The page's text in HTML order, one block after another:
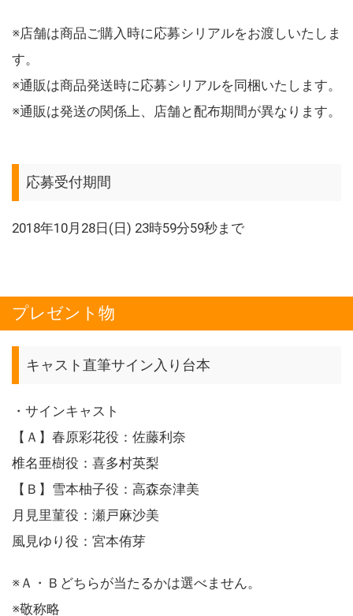
※店舗は商品ご購入時に応募シリアルをお渡しいたしま
す。
※通販は商品発送時に応募シリアルを同梱いたします。
※通販は発送の関係上、店舗と配布期間が異なります。
応募受付期間
2018年10月28日(日) 23時59分59秒まで
プレゼント物
キャスト直筆サイン入り台本
・サインキャスト
【Ａ】春原彩花役：佐藤利奈
椎名亜樹役：喜多村英梨
【Ｂ】雪本柚子役：高森奈津美
月見里菫役：瀬戸麻沙美
風見ゆり役：宮本侑芽
※Ａ・Ｂどちらが当たるかは選べません。
※敬称略